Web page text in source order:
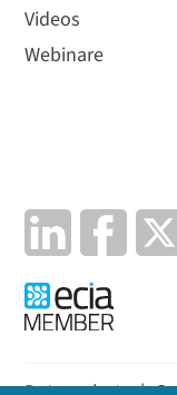
Videos
Webinare